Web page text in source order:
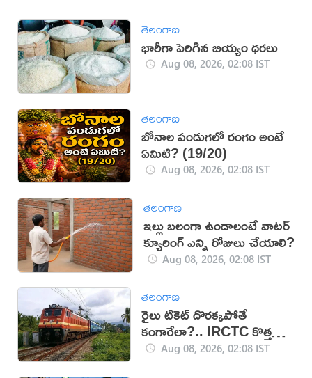
తెలంగాణ
భారీగా పెరిగిన బియ్యం ధరలు
Aug 08, 2026, 02:08 IST
తెలంగాణ
బోనాల పండుగలో రంగం అంటే
ఏమిటి? (19/20)
Aug 08, 2026, 02:08 IST
తెలంగాణ
ఇల్లు బలంగా ఉండాలంటే వాటర్
క్యూరింగ్ ఎన్ని రోజులు చేయాలి?
Aug 08, 2026, 02:08 IST
తెలంగాణ
రైలు టికెట్ దొరక్కపోతే
కంగారేలా?.. IRCTC కొత్త
సదుపాయంతో టెన్షన్‌కు చెక్
Aug 08, 2026, 02:08 IST